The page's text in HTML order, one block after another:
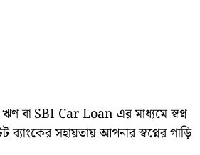
ঋণ বা SBI Car Loan এর মাধ্যমে স্বপ্ন
সহায়তায় আপনার স্বপ্নের গাড়ি